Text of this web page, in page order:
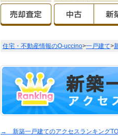
住宅・不動産情報のO-uccino>一戸建て>
→ 新築一戸建てのアクセスランキング